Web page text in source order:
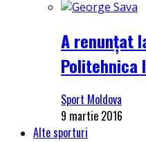
A renunțat
Politehnica
Sport Moldova
9 martie 2016
Alte sporturi